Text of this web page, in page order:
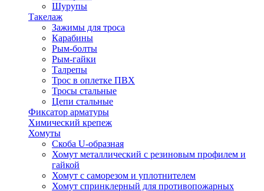
Шурупы
Такелаж
Зажимы для троса
Карабины
Рым-болты
Рым-гайки
Талрепы
Трос в оплетке ПВХ
Тросы стальные
Цепи стальные
Фиксатор арматуры
Химический крепеж
Хомуты
Скоба U-образная
Хомут металлический с резиновым профилем и
гайкой
Хомут с саморезом и уплотнителем
Хомут спринклерный для противопожарных